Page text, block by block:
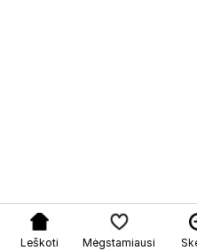
Leškoti Mėgstamiausi